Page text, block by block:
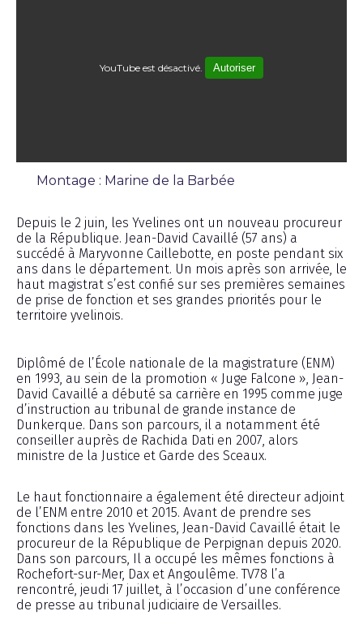
YouTube est désactivé. Autoriser
Montage : Marine de la Barbée
Depuis le 2 juin, les Yvelines ont un nouveau procureur
de la République. Jean-David Cavaillé (57 ans) a
succédé à Maryvonne Caillebotte, en poste pendant six
ans dans le département. Un mois après son arrivée, le
haut magistrat s’est confié sur ses premières semaines
de prise de fonction et ses grandes priorités pour le
territoire yvelinois.
Diplômé de l’École nationale de la magistrature (ENM)
en 1993, au sein de la promotion « Juge Falcone », Jean-
David Cavaillé a débuté sa carrière en 1995 comme juge
d’instruction au tribunal de grande instance de
Dunkerque. Dans son parcours, il a notamment été
conseiller auprès de Rachida Dati en 2007, alors
ministre de la Justice et Garde des Sceaux.
Le haut fonctionnaire a également été directeur adjoint
de l’ENM entre 2010 et 2015. Avant de prendre ses
fonctions dans les Yvelines, Jean-David Cavaillé était le
procureur de la République de Perpignan depuis 2020.
Dans son parcours, Il a occupé les mêmes fonctions à
Rochefort-sur-Mer, Dax et Angoulême. TV78 l’a
rencontré, jeudi 17 juillet, à l’occasion d’une conférence
de presse au tribunal judiciaire de Versailles.